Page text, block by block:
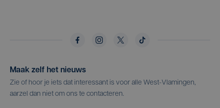
Maak zelf het nieuws
Zie of hoor je iets dat interessant is voor alle West-Vlamingen,
aarzel dan niet om ons te contacteren.